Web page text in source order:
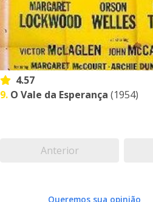
4.57
9. O Vale da Esperança (1954)
Anterior
Queremos sua opinião